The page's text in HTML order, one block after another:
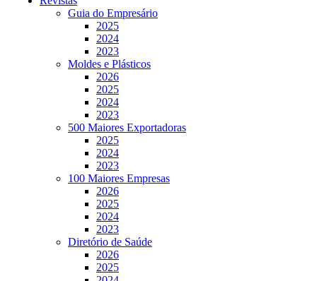
Guia do Empresário
2025
2024
2023
Moldes e Plásticos
2026
2025
2024
2023
500 Maiores Exportadoras
2025
2024
2023
100 Maiores Empresas
2026
2025
2024
2023
Diretório de Saúde
2026
2025